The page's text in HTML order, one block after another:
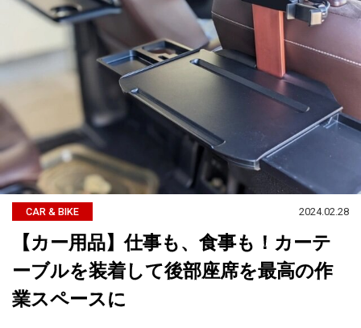
CAR & BIKE 2024.02.28
【カー用品】仕事も、食事も！カーテ
ーブルを装着して後部座席を最高の作
業スペースに